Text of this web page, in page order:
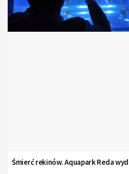
Śmierć rekinów. Aquapark Reda